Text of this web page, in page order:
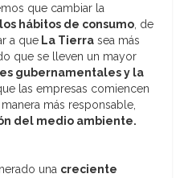
que cambiar la
hábitos de consumo, de
a que La Tierra sea más
que se lleven un mayor
gubernamentales y la
las empresas comiencen
más responsable,
del medio ambiente.
una creciente